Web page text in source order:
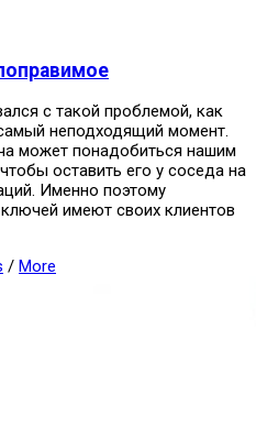
с такой проблемой, как
неподходящий момент.
может понадобиться нашим
оставить его у соседа на
Именно поэтому
имеют своих клиентов
/ More